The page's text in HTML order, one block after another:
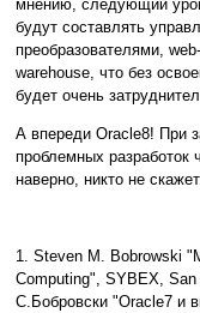
мнению, следующий
будут составлять
преобразователями,
warehouse, что без
будет очень
А впереди Oracle8! При
проблемных разработок
наверно, никто не
1. Steven M. Bobrowski
Computing", SYBEX,
С.Бобровски "Oracle7 и